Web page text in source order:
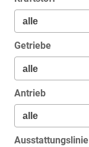
Getriebe
Antrieb
Ausstattungslinie